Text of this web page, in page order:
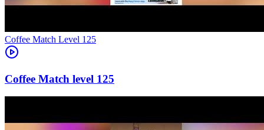
Level 125
125